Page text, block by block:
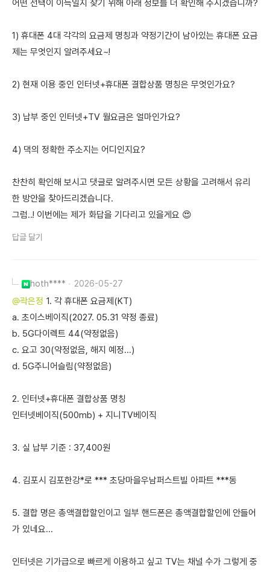
어떤 선택이 이득일지 찾기 위해 아래 정보를 더 확인해 주시겠습니까?
1) 휴대폰 4대 각각의 요금제 명칭과 약정기간이 남아있는 휴대폰 요금
제는 무엇인지 알려주세요~!
2) 현재 이용 중인 인터넷+휴대폰 결합상품 명칭은 무엇인가요?
3) 납부 중인 인터넷+TV 월요금은 얼마인가요?
4) 댁의 정확한 주소지는 어디인지요?
찬찬히 확인해 보시고 댓글로 알려주시면 모든 상황을 고려해서 유리
한 방안을 찾아드리겠습니다.
그럼..! 이번에는 제가 화답을 기다리고 있을게요 😍
답글 달기
hoth**** 2026-05-27
@곽은정 1. 각 휴대폰 요금제(KT)
a. 초이스베이직(2027. 05.31 약정 종료)
b. 5G다이렉트 44(약정없음)
c. 요고 30(약정없음, 해지 예정...)
d. 5G주니어슬림(약정없음)
2. 인터넷+휴대폰 결합상품 명칭
인터넷베이직(500mb) + 지니TV베이직
3. 실 납부 기준 : 37,400원
4. 김포시 김포한강*로 *** 초당마을우남퍼스트빌 아파트 ***동
5. 결합 명은 총액결합할인이고 일부 핸드폰은 총액결합할인에 안들어
가 있네요...
인터넷은 기가급으로 빠르게 이용하고 싶고 TV는 채널 수가 그렇게 중